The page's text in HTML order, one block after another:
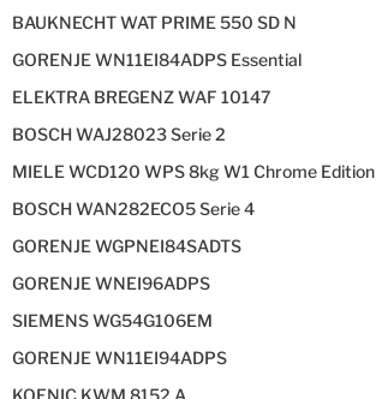
BAUKNECHT WAT PRIME 550 SD N
GORENJE WN11EI84ADPS Essential
ELEKTRA BREGENZ WAF 10147
BOSCH WAJ28023 Serie 2
MIELE WCD120 WPS 8kg W1 Chrome Edition
BOSCH WAN282ECO5 Serie 4
GORENJE WGPNEI84SADTS
GORENJE WNEI96ADPS
SIEMENS WG54G106EM
GORENJE WN11EI94ADPS